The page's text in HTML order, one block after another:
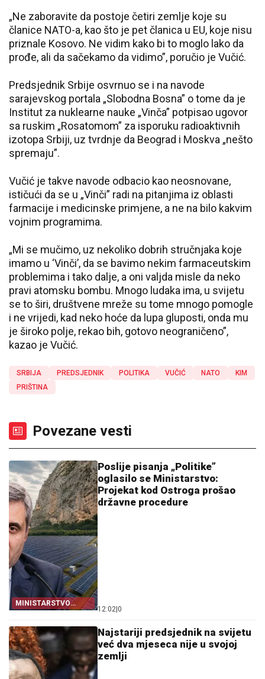
„Ne zaboravite da postoje četiri zemlje koje su
članice NATO-a, kao što je pet članica u EU, koje nisu
priznale Kosovo. Ne vidim kako bi to moglo lako da
prođe, ali da sačekamo da vidimo”, poručio je Vučić.
Predsjednik Srbije osvrnuo se i na navode
sarajevskog portala „Slobodna Bosna” o tome da je
Institut za nuklearne nauke „Vinča” potpisao ugovor
sa ruskim „Rosatomom” za isporuku radioaktivnih
izotopa Srbiji, uz tvrdnje da Beograd i Moskva „nešto
spremaju”.
Vučić je takve navode odbacio kao neosnovane,
ističući da se u „Vinči” radi na pitanjima iz oblasti
farmacije i medicinske primjene, a ne na bilo kakvim
vojnim programima.
„Mi se mučimo, uz nekoliko dobrih stručnjaka koje
imamo u ‘Vinči’, da se bavimo nekim farmaceutskim
problemima i tako dalje, a oni valjda misle da neko
pravi atomsku bombu. Mnogo ludaka ima, u svijetu
se to širi, društvene mreže su tome mnogo pomogle
i ne vrijedi, kad neko hoće da lupa gluposti, onda mu
je široko polje, rekao bih, gotovo neograničeno”,
kazao je Vučić.
SRBIJA PREDSJEDNIK POLITIKA VUČIĆ NATO
KIM
PRIŠTINA
Povezane vesti
MINISTARSTVO
BRANI PROJEKAT
Poslije pisanja „Politike”
oglasilo se Ministarstvo:
Projekat kod Ostroga prošao
državne procedure
12:02 0
Najstariji predsjednik na svijetu
već dva mjeseca nije u svojoj
zemlji